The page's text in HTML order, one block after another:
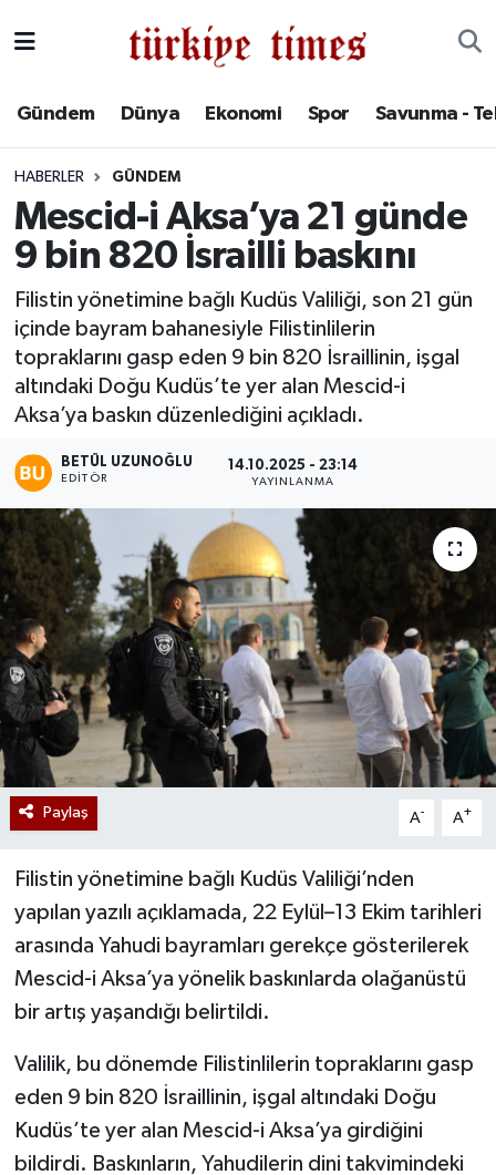
Gündem Dünya Ekonomi Spor Savunma -
HABERLER GÜNDEM
Mescid-i Aksa’ya 21 günde
9 bin 820 İsrailli baskını
Filistin yönetimine bağlı Kudüs Valiliği, son 21 gün
içinde bayram bahanesiyle Filistinlilerin
topraklarını gasp eden 9 bin 820 İsraillinin, işgal
altındaki Doğu Kudüs’te yer alan Mescid-i
Aksa’ya baskın düzenlediğini açıkladı.
BETÜL UZUNOĞLU
EDITÖR
14.10.2025 - 23:14
YAYINLANMA
Paylaş A- A+
Filistin yönetimine bağlı Kudüs Valiliği’nden
yapılan yazılı açıklamada, 22 Eylül–13 Ekim tarihleri
arasında Yahudi bayramları gerekçe gösterilerek
Mescid-i Aksa’ya yönelik baskınlarda olağanüstü
bir artış yaşandığı belirtildi.
Valilik, bu dönemde Filistinlilerin topraklarını gasp
eden 9 bin 820 İsraillinin, işgal altındaki Doğu
Kudüs’te yer alan Mescid-i Aksa’ya girdiğini
bildirdi. Baskınların, Yahudilerin dini takvimindeki
Ekonomi
Spor
Savunma - Teknoloji
Kültür - Sanat
Yaşam
Süper Lig Puan Durumu ve Fikstür
Tüm Manşetler
Son Dakika Haberleri
Haber Arşivi